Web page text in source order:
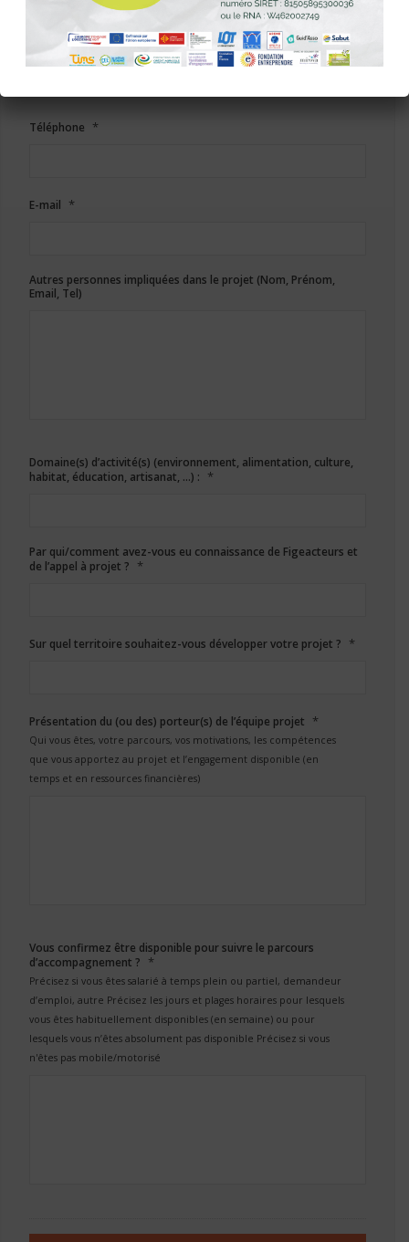
Code postal
Téléphone *
E-mail *
Autres personnes impliquées dans le projet (Nom, Prénom,
Email, Tel)
Domaine(s) d’activité(s) (environnement, alimentation, culture,
habitat, éducation, artisanat, …) : *
Par qui/comment avez-vous eu connaissance de Figeacteurs et
de l’appel à projet ? *
Sur quel territoire souhaitez-vous développer votre projet ? *
Présentation du (ou des) porteur(s) de l’équipe projet *
Qui vous êtes, votre parcours, vos motivations, les compétences
que vous apportez au projet et l’engagement disponible (en
temps et en ressources financières)
Vous confirmez être disponible pour suivre le parcours
d’accompagnement ? *
Précisez si vous êtes salarié à temps plein ou partiel, demandeur
d’emploi, autre Précisez les jours et plages horaires pour lesquels
vous êtes habituellement disponibles (en semaine) ou pour
lesquels vous n’êtes absolument pas disponible Précisez si vous
n'êtes pas mobile/motorisé